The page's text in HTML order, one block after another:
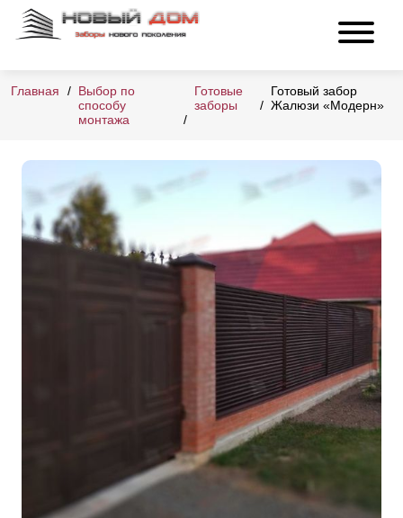
Главная
Выбор по
способу
монтажа
Готовые
заборы
Готовый забор
Жалюзи «Модерн»